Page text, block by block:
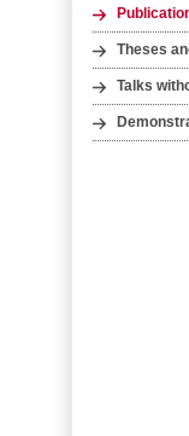
Theses
Talks